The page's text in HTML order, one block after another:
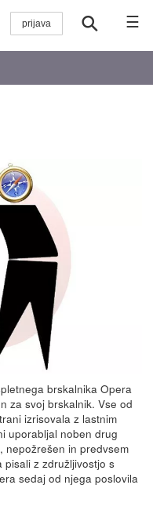
☰
brskalnika Opera
za svoj brskalnik. Vse od
izrisovala z lastnim
uporabljal noben drug
nepožrešen in predvsem
pisali z združljivostjo s
sedaj od njega poslovila